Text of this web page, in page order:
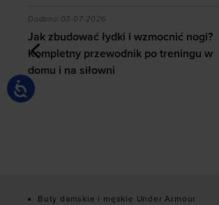
Kompletny przewodnik po treningu w
Ile kalorii spala squash i jak
Dodano: 02-07-2026
Ile kalorii spala squash i jak wpływa na
odchudzanie?
Buty damskie i męskie Under Armour